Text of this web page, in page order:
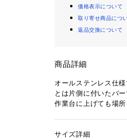
価格表示について
取り寄せ商品につ
返品交換について
商品詳細
オールステンレス仕
とは片側に付いたバ
作業台に上げても場
エン酸のつけ置きに
性別：レディース
サイズ詳細